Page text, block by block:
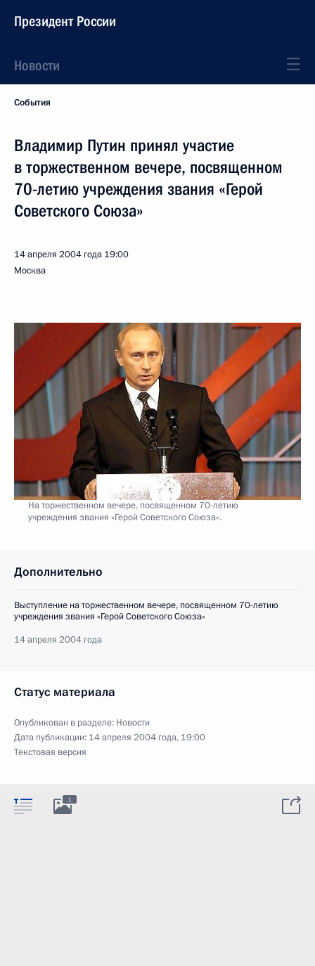
Президент России
Новости
События
Владимир Путин принял участие
в торжественном вечере, посвященном
70-летию учреждения звания «Герой
Советского Союза»
14 апреля 2004 года 19:00
Москва
На торжественном вечере, посвященном 70-летию
учреждения звания «Герой Советского Союза».
Дополнительно
Выступление на торжественном вечере, посвященном 70-летию
учреждения звания «Герой Советского Союза»
14 апреля 2004 года
Статус материала
Опубликован в разделе: Новости
Дата публикации: 14 апреля 2004 года, 19:00
Текстовая версия
1